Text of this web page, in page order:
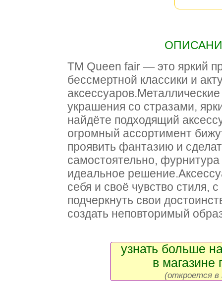
ТМ Queen fair — это яркий
бессмертной классики и
украшения со стразами,
найдёте подходящий
огромный ассортимент
проявить фантазию и
самостоятельно,
идеальное
себя и своё чувство стиля,
подчеркнуть свои
создать неповторимый
узнать больше
в магазине
(откроется в